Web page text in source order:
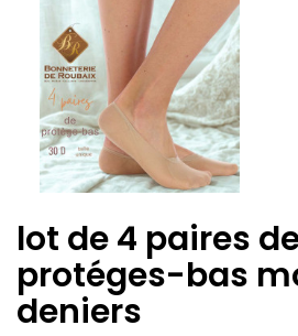
lot de 4 paires
protéges-bas
deniers